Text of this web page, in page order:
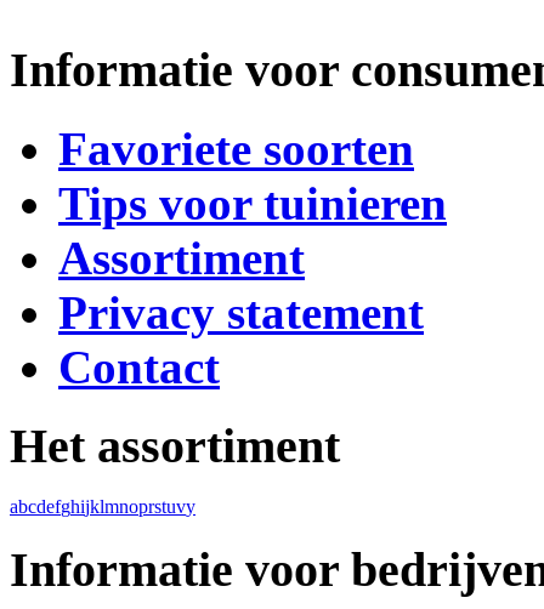
Informatie voor
Favoriete soorten
Tips voor tuinieren
Assortiment
Privacy statement
Contact
Het assortiment
abcdefghijklmnoprstuvy
Informatie voor